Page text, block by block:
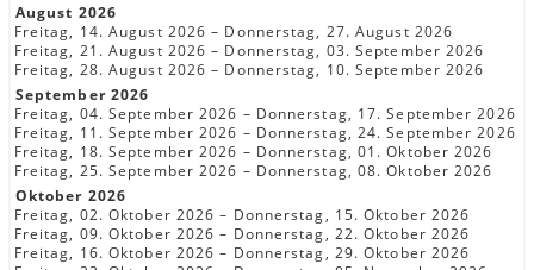
August 2026
Freitag, 14. August 2026 – Donnerstag, 27. August 2026
Freitag, 21. August 2026 – Donnerstag, 03. September 2026
Freitag, 28. August 2026 – Donnerstag, 10. September 2026
September 2026
Freitag, 04. September 2026 – Donnerstag, 17. September 2026
Freitag, 11. September 2026 – Donnerstag, 24. September 2026
Freitag, 18. September 2026 – Donnerstag, 01. Oktober 2026
Freitag, 25. September 2026 – Donnerstag, 08. Oktober 2026
Oktober 2026
Freitag, 02. Oktober 2026 – Donnerstag, 15. Oktober 2026
Freitag, 09. Oktober 2026 – Donnerstag, 22. Oktober 2026
Freitag, 16. Oktober 2026 – Donnerstag, 29. Oktober 2026